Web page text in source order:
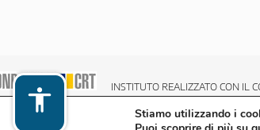
INSTITUTO REALIZZATO CON IL
Stiamo utilizzando i